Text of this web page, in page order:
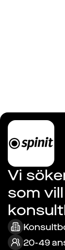
Vi
som
20-49